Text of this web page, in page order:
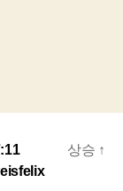
상승 ↑